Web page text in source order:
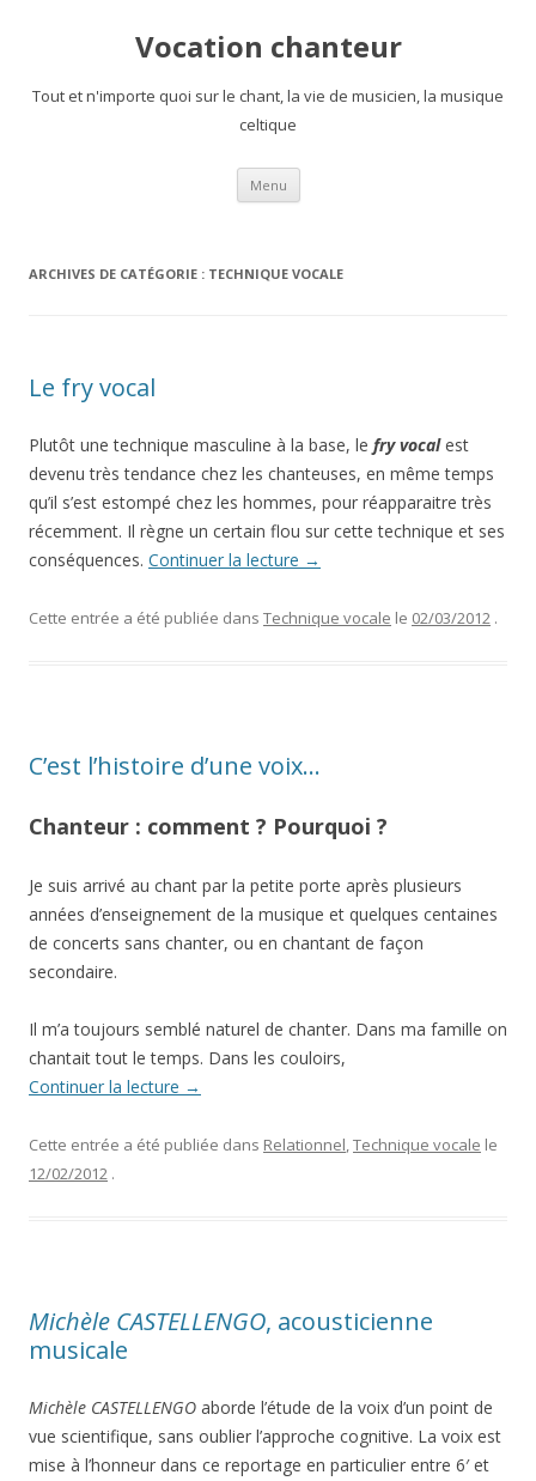
Vocation chanteur
Tout et n'importe quoi sur le chant, la vie de musicien, la musique
celtique
Menu Aller
contenu
ARCHIVES DE CATÉGORIE : TECHNIQUE VOCALE
Le fry vocal
Plutôt une technique masculine à la base, le fry vocalest
devenu très tendance chez les chanteuses, en même temps
qu’il s’est estompé chez les hommes, pour réapparaitre très
récemment. Il règne un certain flou sur cette technique et ses
conséquences. Continuer la lecture →
Cette entrée a été publiée dans Technique vocale le 02/03/2012 .
C’est l’histoire d’une voix…
Chanteur : comment ? Pourquoi ?
Je suis arrivé au chant par la petite porte après plusieurs
années d’enseignement de la musique et quelques centaines
de concerts sans chanter, ou en chantant de façon
secondaire.
Il m’a toujours semblé naturel de chanter. Dans ma famille on
chantait tout le temps. Dans les couloirs,
Continuer la lecture →
Cette entrée a été publiée dans Relationnel,Technique vocale le
12/02/2012 .
Michèle CASTELLENGO, acousticienne
musicale
Michèle CASTELLENGO aborde l’étude de la voix d’un point de
vue scientifique, sans oublier l’approche cognitive. La voix est
mise à l’honneur dans ce reportage en particulier entre 6′ et